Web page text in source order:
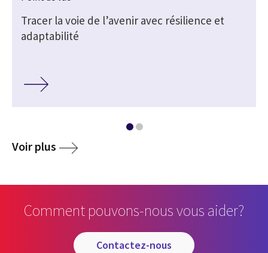
Tracer la voie de l’avenir avec résilience et
adaptabilité
Voir plus
Comment pouvons-nous vous aider?
contactez-nous